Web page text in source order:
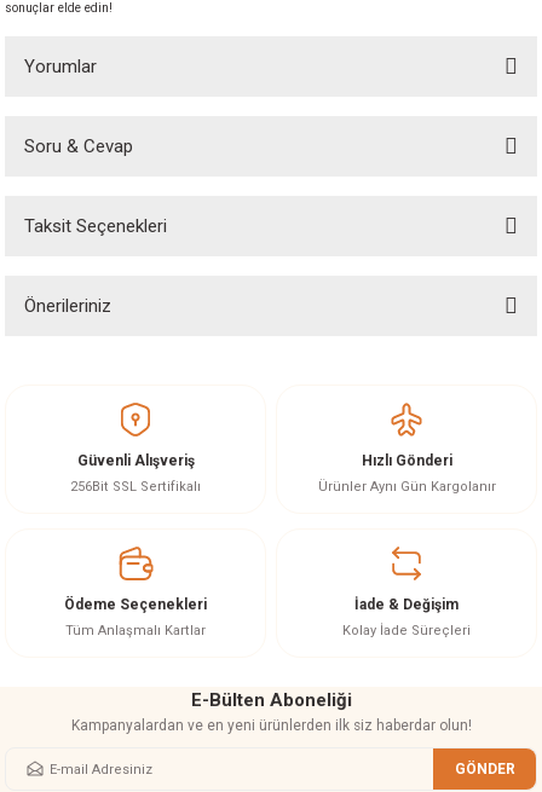
Makinesi
sonuçlar elde edin!
Yorumlar
Soru & Cevap
Ürün hakkında henüz soru sorulmamış.
Taksit Seçenekleri
Önerileriniz
Görüş ve önerileriniz için teşekkür ederiz.
Ürün resmi kalitesiz, bozuk veya görüntülenemiyor.
Ürün bilgilerinde hatalar bulunuyor.
Bu ürüne benzer farklı alternatifler olmalı.
Güvenli Alışveriş
256Bit SSL Sertifikalı
Hızlı Gönderi
Ürünler Aynı Gün Kargolanır
Ödeme Seçenekleri
Tüm Anlaşmalı Kartlar
İade & Değişim
Kolay İade Süreçleri
E-Bülten Aboneliği
Kampanyalardan ve en yeni ürünlerden ilk siz haberdar olun!
GÖNDER